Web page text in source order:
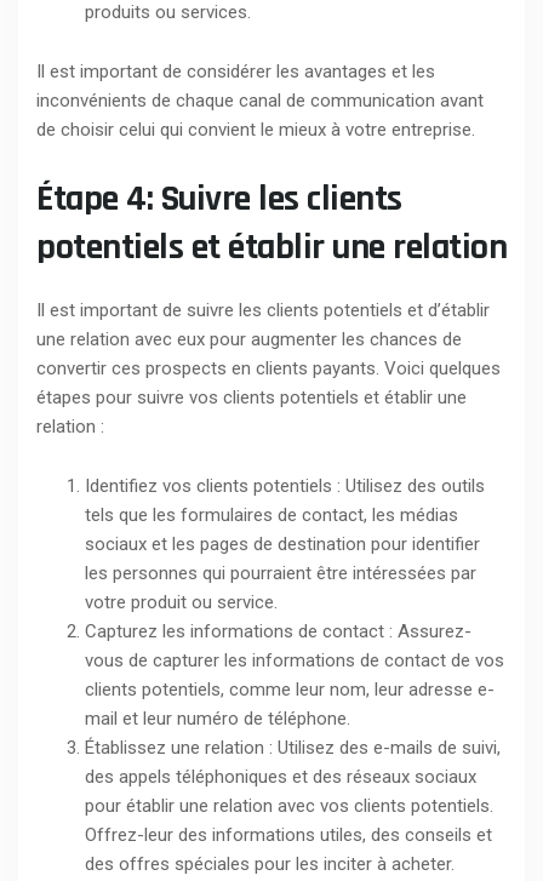
produits ou services.
Il est important de considérer les avantages et les
inconvénients de chaque canal de communication avant
de choisir celui qui convient le mieux à votre entreprise.
Étape 4: Suivre les clients
potentiels et établir une relation
Il est important de suivre les clients potentiels et d’établir
une relation avec eux pour augmenter les chances de
convertir ces prospects en clients payants. Voici quelques
étapes pour suivre vos clients potentiels et établir une
relation :
Identifiez vos clients potentiels : Utilisez des outils
tels que les formulaires de contact, les médias
sociaux et les pages de destination pour identifier
les personnes qui pourraient être intéressées par
votre produit ou service.
Capturez les informations de contact : Assurez-
vous de capturer les informations de contact de vos
clients potentiels, comme leur nom, leur adresse e-
mail et leur numéro de téléphone.
Établissez une relation : Utilisez des e-mails de suivi,
des appels téléphoniques et des réseaux sociaux
pour établir une relation avec vos clients potentiels.
Offrez-leur des informations utiles, des conseils et
des offres spéciales pour les inciter à acheter.